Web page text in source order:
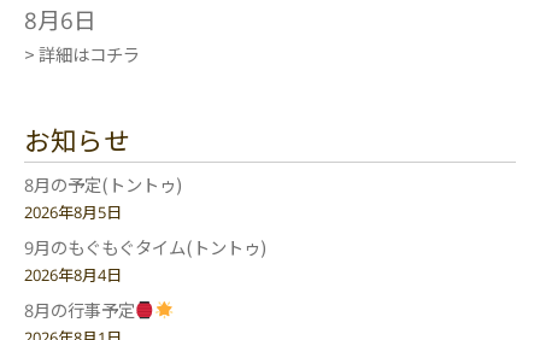
8月6日
> 詳細はコチラ
お知らせ
8月の予定(トントゥ)
2026年8月5日
9月のもぐもぐタイム(トントゥ)
2026年8月4日
8月の行事予定